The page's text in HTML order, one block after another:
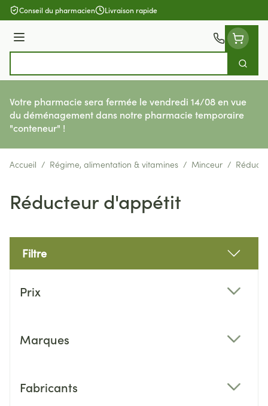
Aller au contenu
Conseil du pharmacien Livraison rapide
Menu
Votre pharmacie sera fermée le vendredi 14/08 en vue
du déménagement dans notre pharmacie temporaire
"conteneur" !
Accueil / Régime, alimentation & vitamines / Minceur /
Réducteur d'appétit
Filtre
Prix
Marques
Fabricants